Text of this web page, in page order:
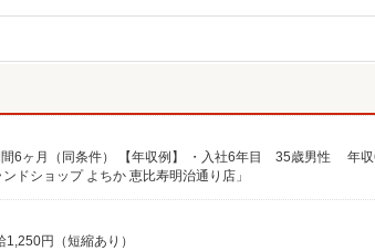
ドショップ よちか 恵比寿明治通り店」
円（短縮あり）